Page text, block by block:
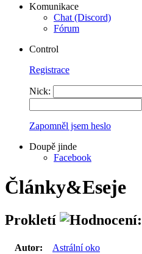
Komunikace
Chat (Discord)
Fórum
Control
Registrace
Nick:
Zapomněl jsem heslo
Doupě jinde
Facebook
Články&Eseje
Prokletí
Autor:
Astrální oko